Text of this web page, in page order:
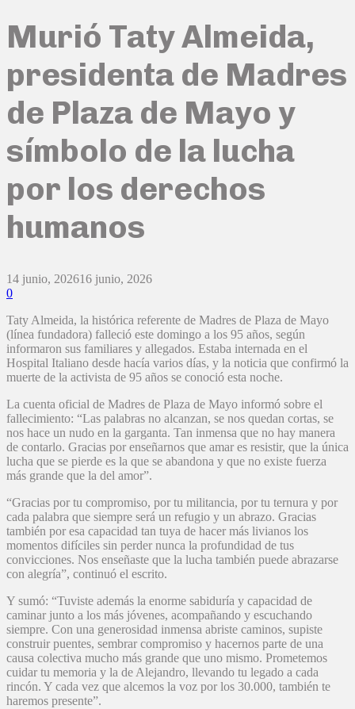
Murió Taty Almeida,
presidenta de Madres
de Plaza de Mayo y
símbolo de la lucha
por los derechos
humanos
14 junio, 202616 junio, 2026
0
Taty Almeida, la histórica referente de Madres de Plaza de Mayo
(línea fundadora) falleció este domingo a los 95 años, según
informaron sus familiares y allegados. Estaba internada en el
Hospital Italiano desde hacía varios días, y la noticia que confirmó la
muerte de la activista de 95 años se conoció esta noche.
La cuenta oficial de Madres de Plaza de Mayo informó sobre el
fallecimiento: “Las palabras no alcanzan, se nos quedan cortas, se
nos hace un nudo en la garganta. Tan inmensa que no hay manera
de contarlo. Gracias por enseñarnos que amar es resistir, que la única
lucha que se pierde es la que se abandona y que no existe fuerza
más grande que la del amor”.
“Gracias por tu compromiso, por tu militancia, por tu ternura y por
cada palabra que siempre será un refugio y un abrazo. Gracias
también por esa capacidad tan tuya de hacer más livianos los
momentos difíciles sin perder nunca la profundidad de tus
convicciones. Nos enseñaste que la lucha también puede abrazarse
con alegría”, continuó el escrito.
Y sumó: “Tuviste además la enorme sabiduría y capacidad de
caminar junto a los más jóvenes, acompañando y escuchando
siempre. Con una generosidad inmensa abriste caminos, supiste
construir puentes, sembrar compromiso y hacernos parte de una
causa colectiva mucho más grande que uno mismo. Prometemos
cuidar tu memoria y la de Alejandro, llevando tu legado a cada
rincón. Y cada vez que alcemos la voz por los 30.000, también te
haremos presente”.